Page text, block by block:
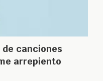
canciones
arrepiento